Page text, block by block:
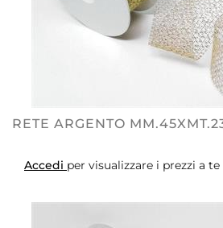
RETE ARGENTO
Accedi per visualizzare i prezzi a